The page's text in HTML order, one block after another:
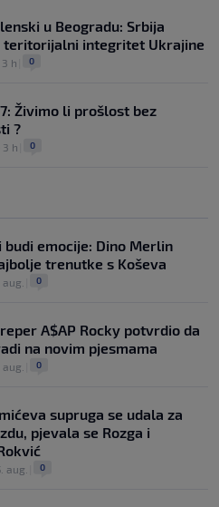
u Beogradu: Srbija
teritorijalni integritet Ukrajine
h 0
Živimo li prošlost bez
?
3 h 0
budi emocije: Dino Merlin
trenutke s Koševa
aug. 0
A$AP Rocky potvrdio da
na novim pjesmama
aug. 0
supruga se udala za
pjevala se Rozga i
aug. 0